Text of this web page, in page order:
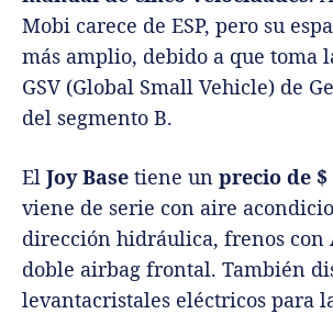
Mobi carece de ESP, pero su
más amplio, debido a que toma
GSV (Global Small Vehicle) de
del segmento B.
El Joy Base tiene un precio de $
viene de serie con aire
dirección hidráulica, frenos con
doble airbag frontal. También
levantacristales eléctricos para